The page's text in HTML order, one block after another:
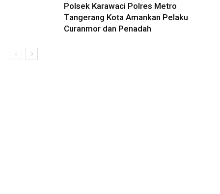
Polsek Karawaci Polres Metro
Tangerang Kota Amankan Pelaku
Curanmor dan Penadah